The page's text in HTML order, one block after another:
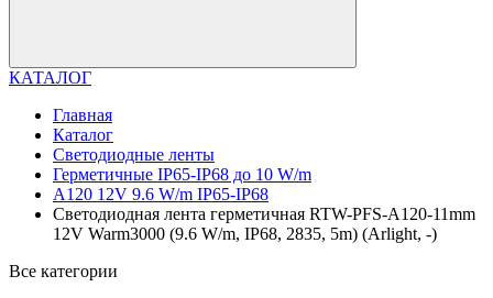
КАТАЛОГ
Главная
Каталог
Светодиодные ленты
Герметичные IP65-IP68 до 10 W/m
A120 12V 9.6 W/m IP65-IP68
Светодиодная лента герметичная RTW-PFS-A120-11mm
12V Warm3000 (9.6 W/m, IP68, 2835, 5m) (Arlight, -)
Все категории